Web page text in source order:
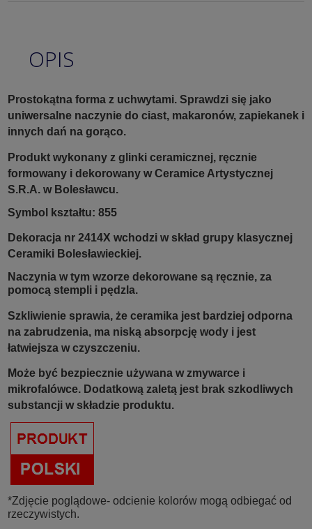
OPIS
Prostokątna forma z uchwytami. Sprawdzi się jako
uniwersalne naczynie do ciast, makaronów, zapiekanek i
innych dań na gorąco.
Produkt wykonany z glinki ceramicznej, ręcznie
formowany i dekorowany w Ceramice Artystycznej
S.R.A. w Bolesławcu.
Symbol kształtu: 855
Dekoracja nr 2414X wchodzi w skład grupy klasycznej
Ceramiki Bolesławieckiej.
Naczynia w tym wzorze dekorowane są ręcznie, za
pomocą stempli i pędzla.
Szkliwienie sprawia, że ceramika jest bardziej odporna
na zabrudzenia, ma niską absorpcję wody i jest
łatwiejsza w czyszczeniu.
Może być bezpiecznie używana w zmywarce i
mikrofalówce. Dodatkową zaletą jest brak szkodliwych
substancji w składzie produktu.
*Zdjęcie poglądowe- odcienie kolorów mogą odbiegać od
rzeczywistych.